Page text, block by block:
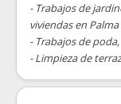
- Trabajos de
viviendas en
- Trabajos de
- Limpieza de